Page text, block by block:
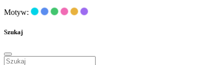
Motyw:
Szukaj